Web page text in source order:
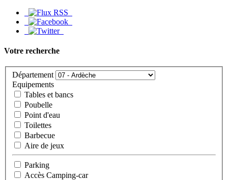
Votre recherche
Département
Equipements
Tables et bancs
Poubelle
Point d'eau
Toilettes
Barbecue
Aire de jeux
Parking
Accès Camping-car